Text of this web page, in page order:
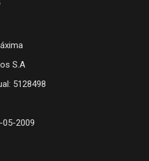
S.A
5128498
05-2009